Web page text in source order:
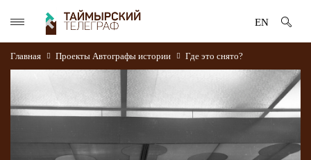
EN
Главная Проекты Автографы истории Где это снято?